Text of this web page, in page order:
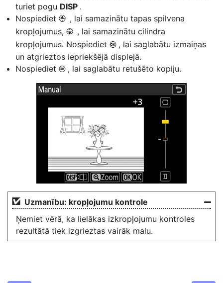
turiet pogu DISP .
Nospiediet 1 , lai samazinātu tapas spilvena
kropļojumus, 3 , lai samazinātu cilindra
kropļojumus. Nospiediet J , lai saglabātu izmaiņas
un atgrieztos iepriekšējā displejā.
Nospiediet J , lai saglabātu retušēto kopiju.
Uzmanību: kropļojumu kontrole
Ņemiet vērā, ka lielākas izkropļojumu kontroles
rezultātā tiek izgrieztas vairāk malu.